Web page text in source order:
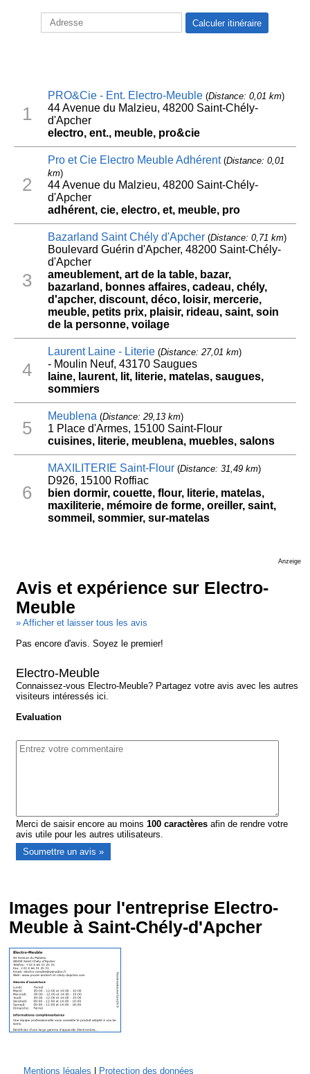
1
PRO&Cie - Ent. Electro-Meuble(Distance: 0,01 km)
44 Avenue du Malzieu, 48200 Saint-Chély-
d'Apcher
electro, ent., meuble, pro&cie
2
Pro et Cie Electro Meuble Adhérent(Distance: 0,01
km)
44 Avenue du Malzieu, 48200 Saint-Chély-
d'Apcher
adhérent, cie, electro, et, meuble, pro
3
Bazarland Saint Chély d'Apcher(Distance: 0,71 km)
Boulevard Guérin d'Apcher, 48200 Saint-Chély-
d'Apcher
ameublement, art de la table, bazar,
bazarland, bonnes affaires, cadeau, chély,
d'apcher, discount, déco, loisir, mercerie,
meuble, petits prix, plaisir, rideau, saint, soin
de la personne, voilage
4
Laurent Laine - Literie(Distance: 27,01 km)
- Moulin Neuf, 43170 Saugues
laine, laurent, lit, literie, matelas, saugues,
sommiers
5
Meublena (Distance: 29,13 km)
1 Place d'Armes, 15100 Saint-Flour
cuisines, literie, meublena, muebles, salons
6
MAXILITERIE Saint-Flour(Distance: 31,49 km)
D926, 15100 Roffiac
bien dormir, couette, flour, literie, matelas,
maxiliterie, mémoire de forme, oreiller, saint,
sommeil, sommier, sur-matelas
Anzeige
Avis et expérience sur Electro-
Meuble
» Afficher et laisser tous les avis
Pas encore d'avis. Soyez le premier!
Electro-Meuble
Connaissez-vous Electro-Meuble? Partagez votre avis avec les autres
visiteurs intéressés ici.
Evaluation
Merci de saisir encore au moins100 caractères afin de rendre votre
avis utile pour les autres utilisateurs.
Images pour l'entreprise Electro-
Meuble à Saint-Chély-d'Apcher
Mentions légales Protection des données